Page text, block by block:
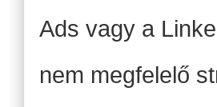
Ads vagy a
nem megfelelő